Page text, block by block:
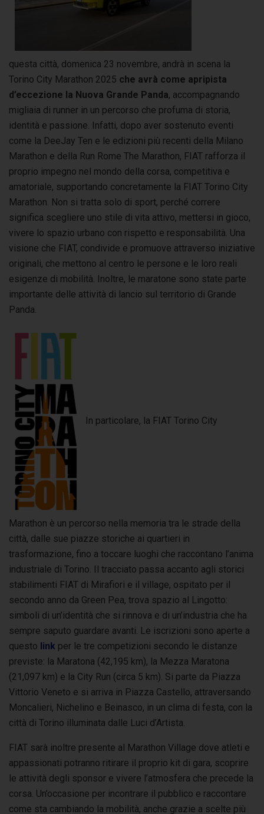
questa città, domenica 23 novembre, andrà in scena la
Torino City Marathon 2025 che avrà come apripista
d’eccezione la Nuova Grande Panda, accompagnando
migliaia di runner in un percorso che profuma di storia,
identità e passione. Infatti, dopo aver sostenuto eventi
come la DeeJay Ten e le edizioni più recenti della Milano
Marathon e della Run Rome The Marathon, FIAT rafforza il
proprio impegno nel mondo della corsa, competitiva e
amatoriale, supportando concretamente la FIAT Torino City
Marathon. Non si tratta solo di sport, perché correre
significa scegliere uno stile di vita attivo, mettersi in gioco,
vivere lo spazio urbano con rispetto e responsabilità. Una
visione che FIAT, condivide e promuove attraverso iniziative
originali, che mettono al centro le persone e le loro reali
esigenze di mobilità. Inoltre, le maratone sono state parte
importante delle attività di lancio sul territorio di Grande
Panda.
In particolare, la FIAT Torino City
Marathon è un percorso nella memoria tra le strade della
città, dalle sue piazze storiche ai quartieri in
trasformazione, fino a toccare luoghi che raccontano l’anima
industriale di Torino. Il tracciato passa accanto agli storici
stabilimenti FIAT di Mirafiori e il village, ospitato per il
secondo anno da Green Pea, trova spazio al Lingotto:
simboli di un’identità che si rinnova e di un’industria che ha
sempre saputo guardare avanti. Le iscrizioni sono aperte a
questo link per le tre competizioni secondo le distanze
previste: la Maratona (42,195 km), la Mezza Maratona
(21,097 km) e la City Run (circa 5 km). Si parte da Piazza
Vittorio Veneto e si arriva in Piazza Castello, attraversando
Moncalieri, Nichelino e Beinasco, in un clima di festa, con la
città di Torino illuminata dalle Luci d’Artista.
FIAT sarà inoltre presente al Marathon Village dove atleti e
appassionati potranno ritirare il proprio kit di gara, scoprire
le attività degli sponsor e vivere l’atmosfera che precede la
corsa. Un’occasione per incontrare il pubblico e raccontare
come sta cambiando la mobilità, anche grazie a scelte più